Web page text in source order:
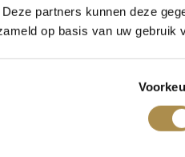
partners kunnen deze
op basis van uw gebruik